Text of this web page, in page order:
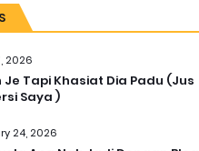
2026
Je Tapi Khasiat Dia Padu (Jus
Saya )
24, 2026